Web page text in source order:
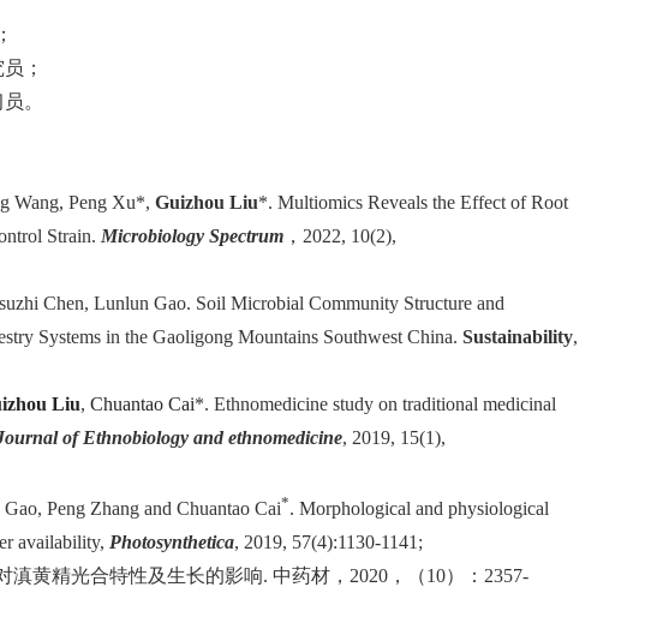
；
。
Wang, Peng Xu*, Guizhou Liu*. Multiomics Reveals the Effect of Root
Strain. Microbiology Spectrum ， 2022, 10(2),
Chen, Lunlun Gao. Soil Microbial Community Structure and
Systems in the Gaoligong Mountains Southwest China. Sustainability,
Liu, Chuantao Cai*. Ethnomedicine study on traditional medicinal
of Ethnobiology and ethnomedicine, 2019, 15(1),
Peng Zhang and Chuantao Cai*. Morphological and physiological
availability, Photosynthetica, 2019, 57(4):1130-1141;
滇黄精光合特性及生长的影响. 中药材， 2020 ，（10）： 2357-